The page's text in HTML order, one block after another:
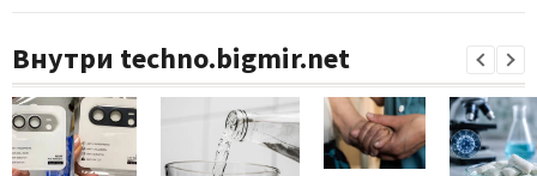
Внутри techno.bigmir.net